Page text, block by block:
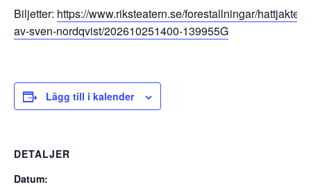
Biljetter: https://www.riksteatern.se/forestallningar/hattjakten-
av-sven-nordqvist/202610251400-139955G
Lägg till i kalender
DETALJER
Datum: